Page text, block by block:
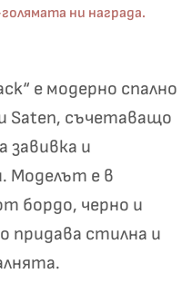
ни награда.
е модерно спално
Saten, съчетаващо
завивка и
Моделът е в
бордо, черно и
придава стилна и